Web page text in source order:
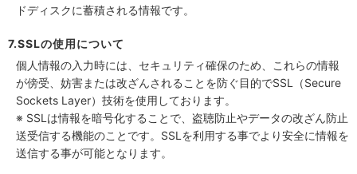
ドディスクに蓄積される情報です。
7.SSLの使用について
個人情報の入力時には、セキュリティ確保のため、これらの情報
が傍受、妨害または改ざんされることを防ぐ目的でSSL（Secure
Sockets Layer）技術を使用しております。
※ SSLは情報を暗号化することで、盗聴防止やデータの改ざん防止
送受信する機能のことです。SSLを利用する事でより安全に情報を
送信する事が可能となります。